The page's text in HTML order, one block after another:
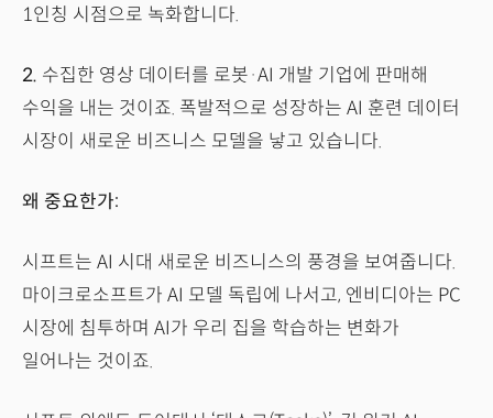
1인칭 시점으로 녹화합니다.
2. 수집한 영상 데이터를 로봇·AI 개발 기업에 판매해
수익을 내는 것이죠. 폭발적으로 성장하는 AI 훈련 데이터
시장이 새로운 비즈니스 모델을 낳고 있습니다.
왜 중요한가:
시프트는 AI 시대 새로운 비즈니스의 풍경을 보여줍니다.
마이크로소프트가 AI 모델 독립에 나서고, 엔비디아는 PC
시장에 침투하며 AI가 우리 집을 학습하는 변화가
일어나는 것이죠.